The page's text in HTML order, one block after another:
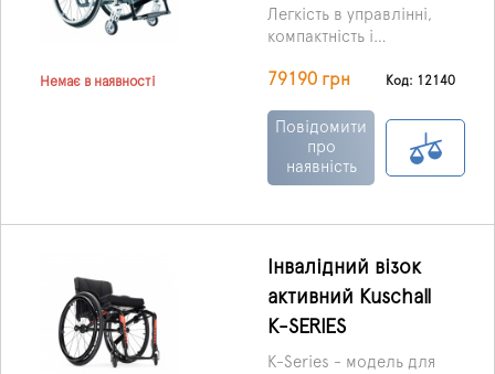
Немає в наявності
Легкість в управлінні,
компактність і
втілив у собі активний
79190 грн Код: 12140
Повідомити
про
наявність
Інвалідний візок
активний Kuschall
K-SERIES
K-Series - модель для